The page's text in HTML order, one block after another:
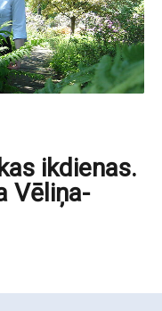
ikdienas.
Vēliņa-